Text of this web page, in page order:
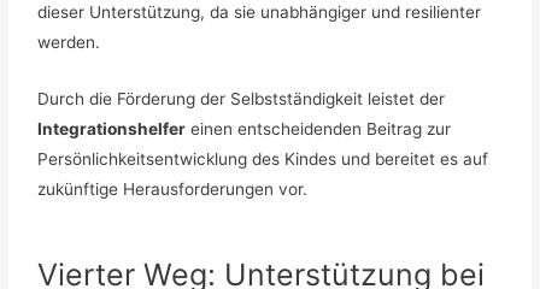
dieser Unterstützung, da sie unabhängiger und resilienter
werden.
Durch die Förderung der Selbstständigkeit leistet der
Integrationshelfer einen entscheidenden Beitrag zur
Persönlichkeitsentwicklung des Kindes und bereitet es auf
zukünftige Herausforderungen vor.
Vierter Weg: Unterstützung bei